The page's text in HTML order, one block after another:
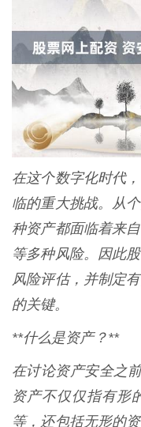
在这个数字化时代
临的重大挑战。从
种资产都面临着来
等多种风险。因此
风险评估，并制定
的关键。
**什么是资产？**
在讨论资产安全之
资产不仅仅指有形
等，还包括无形的